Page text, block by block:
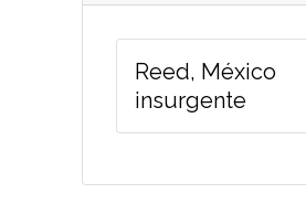
Reed, México
insurgente